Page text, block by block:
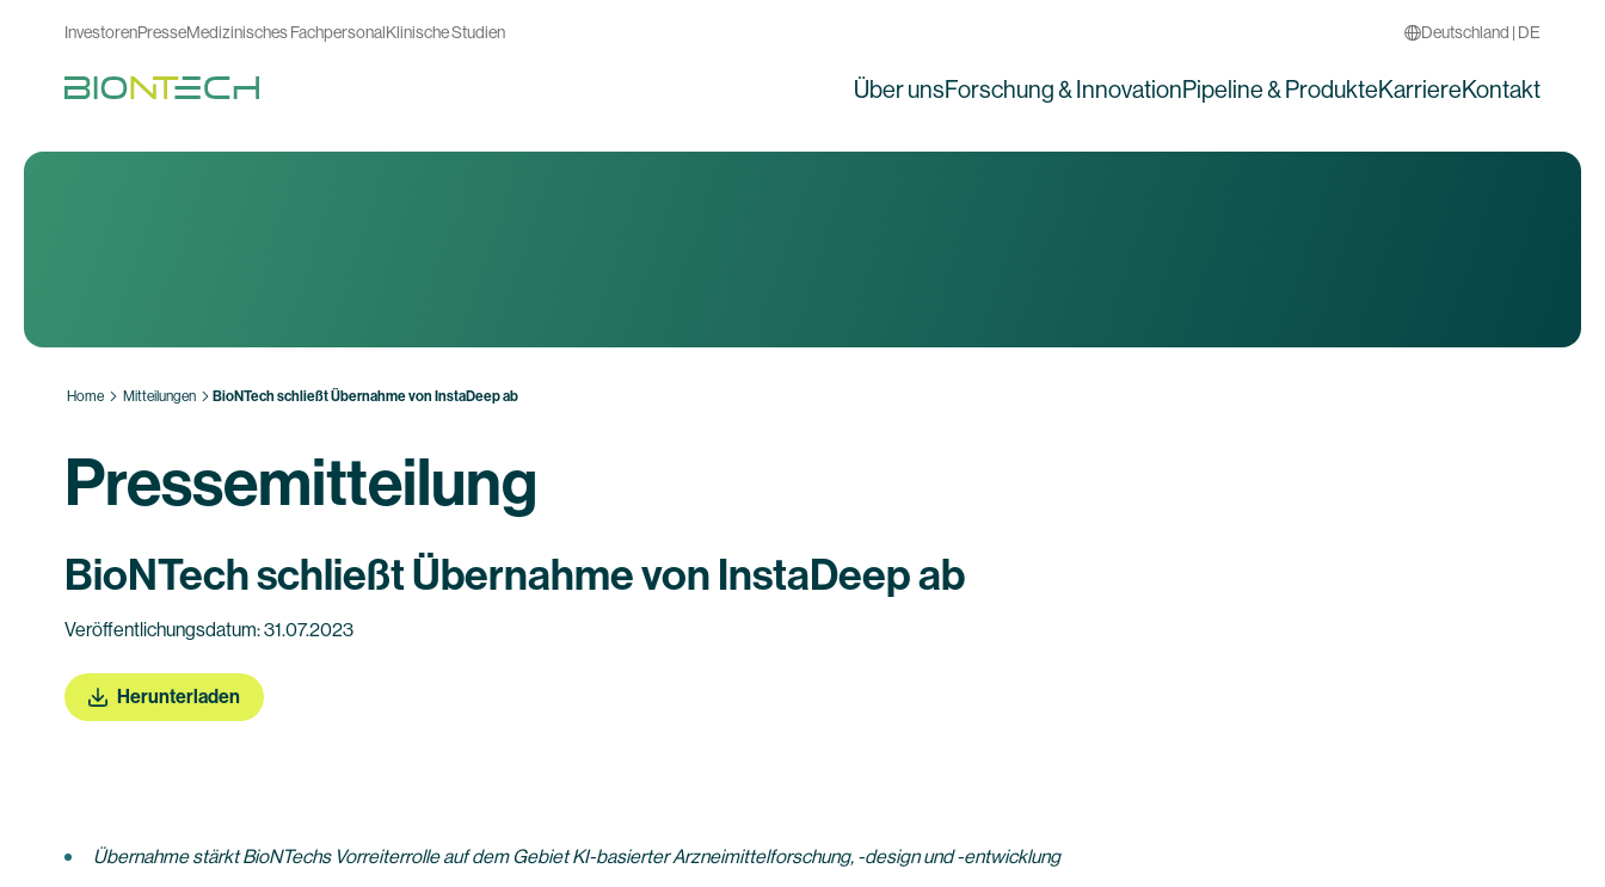
InvestorenPresseMedizinisches FachpersonalKlinische Studien Deutschland | DE
Über unsForschung & InnovationPipeline & ProdukteKarriereKontakt
Home Mitteilungen BioNTech schließt Übernahme von InstaDeep ab
Pressemitteilung
BioNTech schließt Übernahme von InstaDeep ab
Veröffentlichungsdatum: 31.07.2023
Herunterladen
Übernahme stärkt BioNTechs Vorreiterrolle auf dem Gebiet KI-basierter Arzneimittelforschung, -design und -entwicklung